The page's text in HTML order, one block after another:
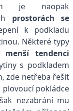
je naopak
prostorách se
k podkladu
Některé typy
menší tendenci
s podkladem
zde netřeba řešit
pokládce
nezabrání mu